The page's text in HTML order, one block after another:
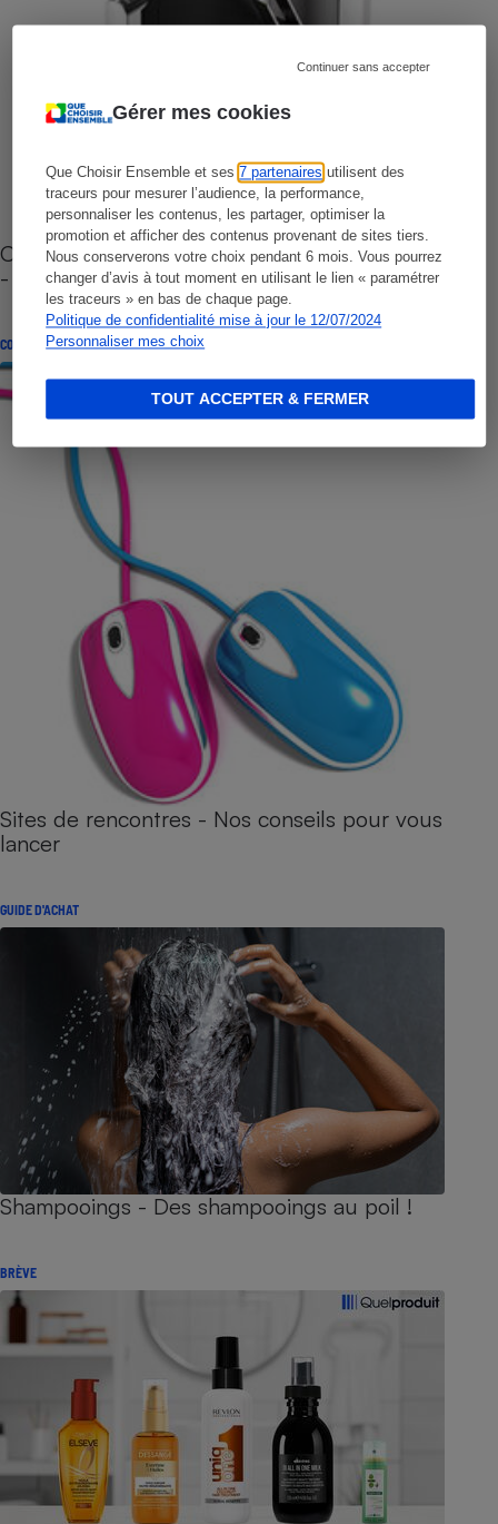
Gérer mes cookies
Que Choisir Ensemble et ses7 partenaires utilisent des
traceurs pour mesurer l’audience, la performance,
personnaliser les contenus, les partager, optimiser la
promotion et afficher des contenus provenant de sites tiers.
Nous conserverons votre choix pendant 6 mois. Vous pourrez
changer d’avis à tout moment en utilisant le lien « paramétrer
les traceurs » en bas de chaque page.
Politique de confidentialité mise à jour le 12/07/2024
Personnaliser mes choix
Continuer sans accepter
TOUT ACCEPTER & FERMER
Cafetière à capsules zéro déchet CoffeeB (vidéo)
- Premières impressions
CONSEILS
Sites de rencontres - Nos conseils pour vous
lancer
GUIDE D'ACHAT
Shampooings - Des shampooings au poil !
BRÈVE